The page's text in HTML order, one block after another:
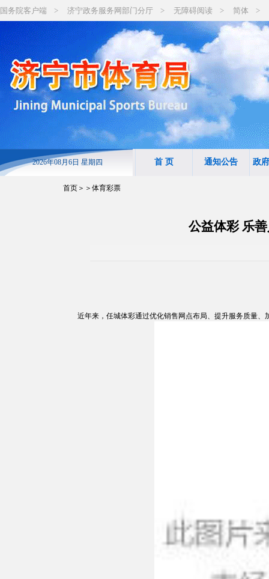
国务院客户端 > 济宁政务服务网部门分厅 > 无障碍阅读 > 简体 >
2026年08月6日 星期四 首 页 通知公告 政
首页 ＞＞体育彩票
公益体彩 乐
近年来，任城体彩通过优化销售网点布局、提升服务质量